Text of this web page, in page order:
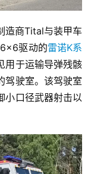
商Tital与装甲车
驱动的雷诺K系
用于运输导弹残骸
驾驶室。该驾驶室
小口径武器射击以